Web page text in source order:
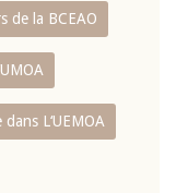
de la BCEAO
L‘UEMOA